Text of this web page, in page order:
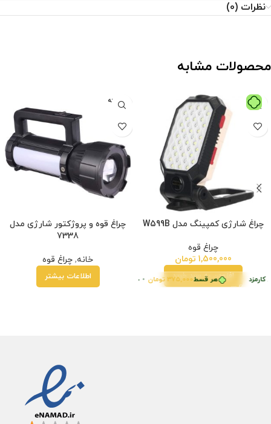
نظرات (0)
محصولات مشابه
هر قسط375,000تومان خرید قسطی با ترب‌پی بدون کارمزد
چراغ شارژی کمپینگ مدل W599B
چراغ قوه
1,500,000 تومان
افزودن به سبد خرید
فروخته
شده
چراغ قوه و پروژکتور شارژی مدل
7338
خانه, چراغ قوه
اطلاعات بیشتر